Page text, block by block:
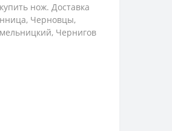
нож. Доставка
Черновцы,
Чернигов